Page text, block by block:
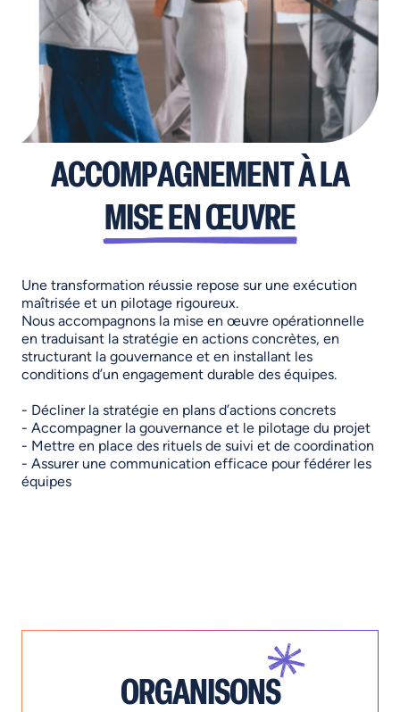
ACCOMPAGNEMENT À LA
MISE EN ŒUVRE
Une transformation réussie repose sur une exécution
maîtrisée et un pilotage rigoureux.
Nous accompagnons la mise en œuvre opérationnelle
en traduisant la stratégie en actions concrètes, en
structurant la gouvernance et en installant les
conditions d’un engagement durable des équipes.
- Décliner la stratégie en plans d’actions concrets
- Accompagner la gouvernance et le pilotage du projet
- Mettre en place des rituels de suivi et de coordination
- Assurer une communication efficace pour fédérer les
équipes
ORGANISONS